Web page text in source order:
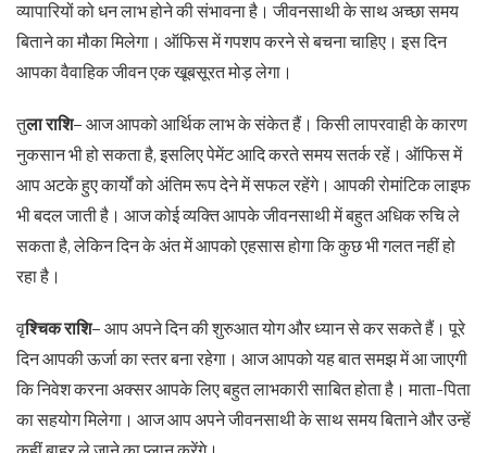
व्यापारियों को धन लाभ होने की संभावना है। जीवनसाथी के साथ अच्छा समय
बिताने का मौका मिलेगा। ऑफिस में गपशप करने से बचना चाहिए। इस दिन
आपका वैवाहिक जीवन एक खूबसूरत मोड़ लेगा।
तुला राशि– आज आपको आर्थिक लाभ के संकेत हैं। किसी लापरवाही के कारण
नुकसान भी हो सकता है, इसलिए पेमेंट आदि करते समय सतर्क रहें। ऑफिस में
आप अटके हुए कार्यों को अंतिम रूप देने में सफल रहेंगे। आपकी रोमांटिक लाइफ
भी बदल जाती है। आज कोई व्यक्ति आपके जीवनसाथी में बहुत अधिक रुचि ले
सकता है, लेकिन दिन के अंत में आपको एहसास होगा कि कुछ भी गलत नहीं हो
रहा है।
वृश्चिक राशि– आप अपने दिन की शुरुआत योग और ध्यान से कर सकते हैं। पूरे
दिन आपकी ऊर्जा का स्तर बना रहेगा। आज आपको यह बात समझ में आ जाएगी
कि निवेश करना अक्सर आपके लिए बहुत लाभकारी साबित होता है। माता-पिता
का सहयोग मिलेगा। आज आप अपने जीवनसाथी के साथ समय बिताने और उन्हें